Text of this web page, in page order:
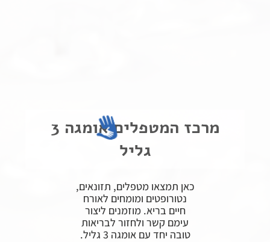
מרכז המטפלים אומגה 3
גליל
כאן תמצאו מטפלים, תזונאים,
נטורופטים ומומחים לאורח
חיים בריא. מוזמנים ליצור
עימם קשר ולחזור לבריאות
טובה יחד עם אומגה 3 גליל.